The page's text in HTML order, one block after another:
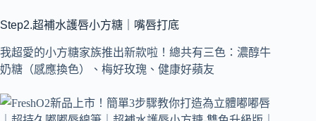
Step2.超補水護唇小方糖｜嘴唇打底
我超愛的小方糖家族推出新款啦！總共有三色：濃醇牛
奶糖（感應換色）、梅好玫瑰、健康好蘋友